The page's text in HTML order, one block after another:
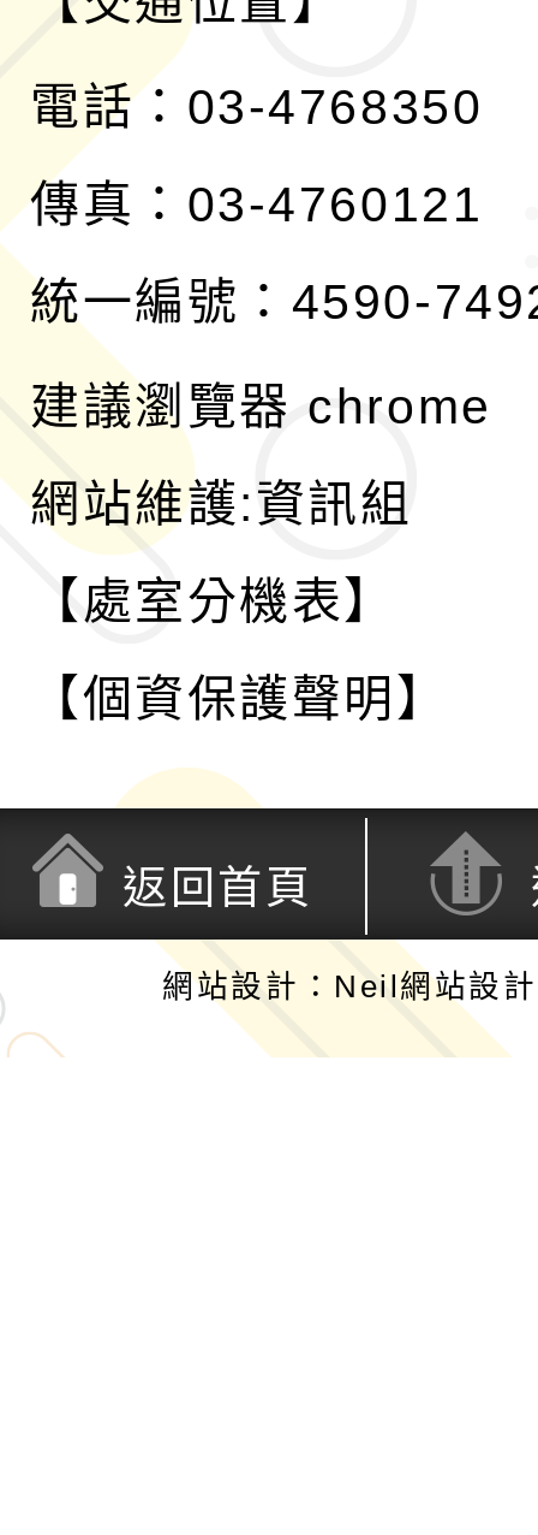
電話：03-4768350
傳真：03-4760121
統一編號：4590-
建議瀏覽器 chrome
網站維護:資訊組
【處室分機表】
【個資保護聲明】
返回首頁
網站設計：Neil網站設